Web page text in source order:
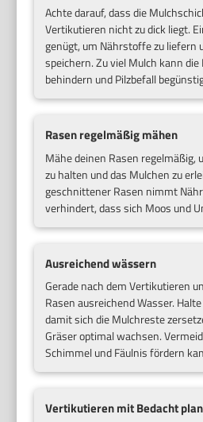
Achte darauf, dass die
Vertikutieren nicht zu dick liegt.
genügt, um Nährstoffe zu liefern
speichern. Zu viel Mulch kann
behindern und Pilzbefall
Rasen regelmäßig mähen
Mähe deinen Rasen regelmäßig,
zu halten und das Mulchen zu
geschnittener Rasen nimmt
verhindert, dass sich Moos und
Ausreichend wässern
Gerade nach dem Vertikutieren
Rasen ausreichend Wasser.
damit sich die Mulchreste
Gräser optimal wachsen.
Schimmel und Fäulnis fördern
Vertikutieren mit Bedacht